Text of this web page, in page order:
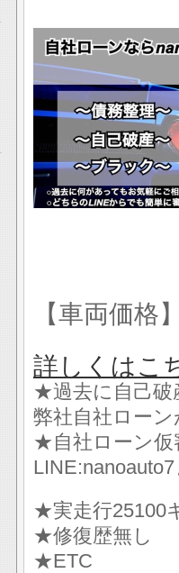
【車両価格
詳しくはこ
★過去に自己破
弊社自社ロー
★自社ローン仮
★実走行25100
★修復歴無し
★ETC